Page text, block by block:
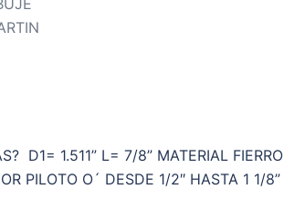
D1= 1.511” L= 7/8” MATERIAL FIERRO
PILOTO O´ DESDE 1/2″ HASTA 1 1/8”